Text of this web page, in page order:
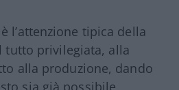
l’attenzione tipica della
tutto privilegiata, alla
alla produzione, dando
sia già possibile